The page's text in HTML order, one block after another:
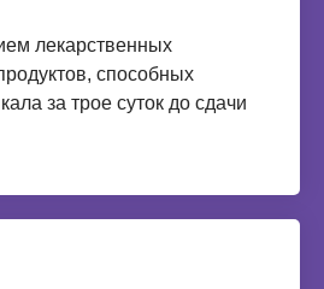
лекарственных
способных
за трое суток до сдачи